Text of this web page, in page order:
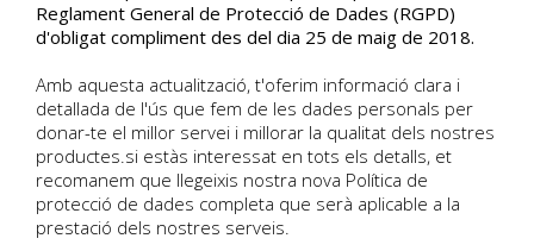
DE L'ENTORN SOCIAL"
DETALL DEL CURS
Neus BARRANTES | Día 29-04-2015
Català
Activitat | Sense places disponibles
HOME / CURSOS
/
Reglament General de Protecció de Dades (RGPD)
d'obligat compliment des del dia 25 de maig de 2018.
Amb aquesta actualització, t'oferim informació clara i
detallada de l'ús que fem de les dades personals per
donar-te el millor servei i millorar la qualitat dels nostres
productes.si estàs interessat en tots els detalls, et
recomanem que llegeixis nostra nova Política de
protecció de dades completa que serà aplicable a la
prestació dels nostres serveis.